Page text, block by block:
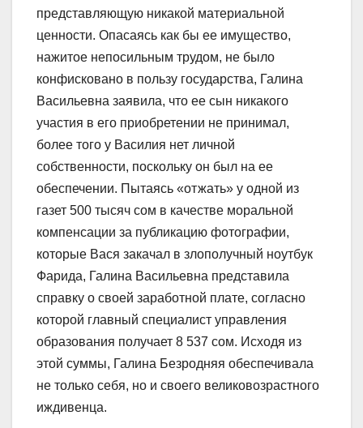
представляющую никакой материальной
ценности. Опасаясь как бы ее имущество,
нажитое непосильным трудом, не было
конфисковано в пользу государства, Галина
Васильевна заявила, что ее сын никакого
участия в его приобретении не принимал,
более того у Василия нет личной
собственности, поскольку он был на ее
обеспечении. Пытаясь «отжать» у одной из
газет 500 тысяч сом в качестве моральной
компенсации за публикацию фотографии,
которые Вася закачал в злополучный ноутбук
Фарида, Галина Васильевна представила
справку о своей заработной плате, согласно
которой главный специалист управления
образования получает 8 537 сом. Исходя из
этой суммы, Галина Безродняя обеспечивала
не только себя, но и своего великовозрастного
иждивенца.